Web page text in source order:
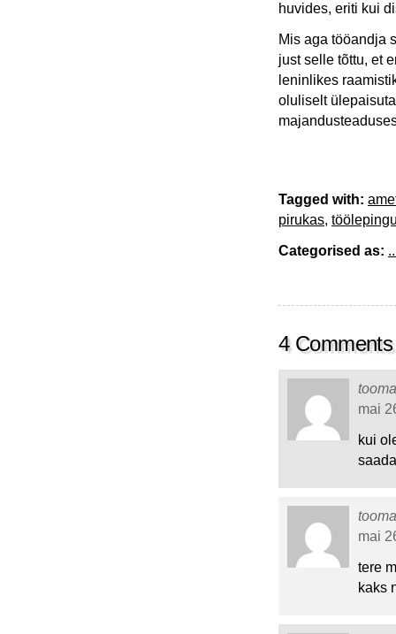
huvides, eriti kui
Mis aga tööandja
just selle tõttu, et
leninlikes
oluliselt
Tagged with:
pirukas,
Categorised as:
4 Comments
mai
kui
mai
tere
kaks